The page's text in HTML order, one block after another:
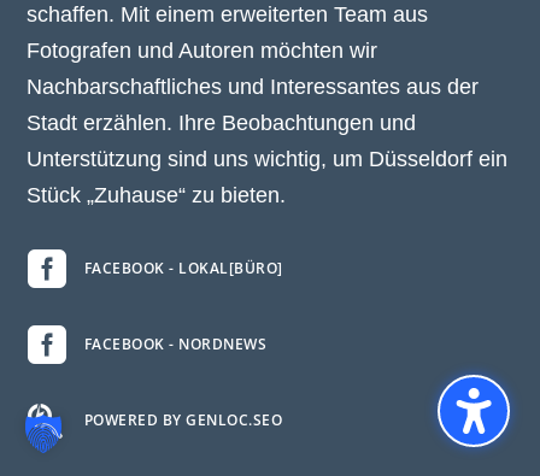
schaffen. Mit einem erweiterten Team aus
Fotografen und Autoren möchten wir
Nachbarschaftliches und Interessantes aus der
Stadt erzählen. Ihre Beobachtungen und
Unterstützung sind uns wichtig, um Düsseldorf ein
Stück „Zuhause“ zu bieten.
 FACEBOOK - LOKAL[BÜRO]
 FACEBOOK - NORDNEWS
 POWERED BY GENLOC.SEO